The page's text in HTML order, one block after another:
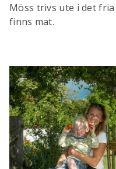
Möss trivs ute i det
finns mat.